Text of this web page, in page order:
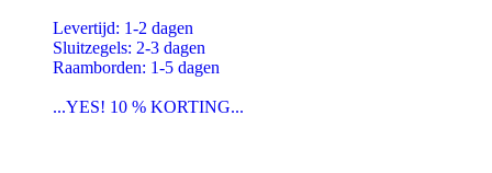
Levertijd: 1-2 dagen
Sluitzegels: 2-3 dagen
Raamborden: 1-5 dagen
...YES! 10 % KORTING...